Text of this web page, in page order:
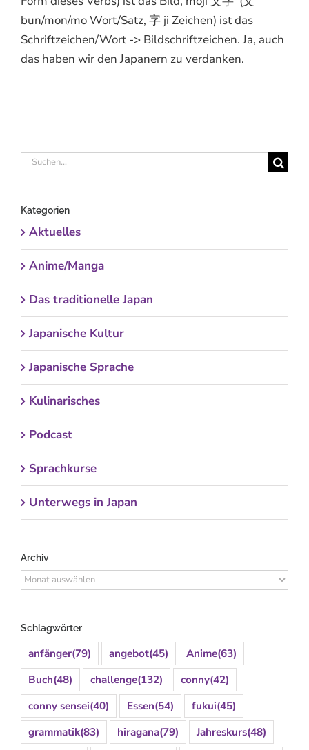
bun/mon/mo Wort/Satz, 字 ji Zeichen) ist das
Schriftzeichen/Wort -> Bildschriftzeichen. Ja, auch
das haben wir den Japanern zu verdanken.
Suche
Kategorien
Aktuelles
Anime/Manga
Das traditionelle Japan
Japanische Kultur
Japanische Sprache
Kulinarisches
Podcast
Sprachkurse
Unterwegs in Japan
Archiv
Archiv
Schlagwörter
anfänger(79) angebot(45) Anime(63)
Buch(48) challenge(132) conny(42)
conny sensei(40) Essen(54) fukui(45)
grammatik(83) hiragana(79) Jahreskurs(48)